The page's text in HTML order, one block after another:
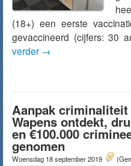
(18+) een eerste
gevaccineerd (cijfers: 30
verder →
Aanpak
Wapens ontdekt,
en €100.000
genomen
Woensdag 18 september 2019